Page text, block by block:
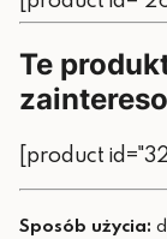
Te
[product
Sposób użycia: